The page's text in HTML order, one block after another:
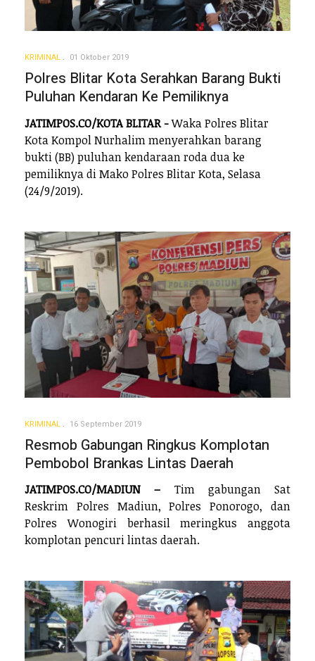
KRIMINAL 01 Oktober 2019
Polres Blitar Kota Serahkan Barang Bukti
Puluhan Kendaran Ke Pemiliknya
JATIMPOS.CO/KOTA BLITAR -Waka Polres Blitar
Kota Kompol Nurhalim menyerahkan barang
bukti (BB) puluhan kendaraan roda dua ke
pemiliknya di Mako Polres Blitar Kota, Selasa
(24/9/2019).
KRIMINAL 16 September 2019
Resmob Gabungan Ringkus Komplotan
Pembobol Brankas Lintas Daerah
JATIMPOS.CO/MADIUN – Tim gabungan Sat
Reskrim Polres Madiun, Polres Ponorogo, dan
Polres Wonogiri berhasil meringkus anggota
komplotan pencuri lintas daerah.